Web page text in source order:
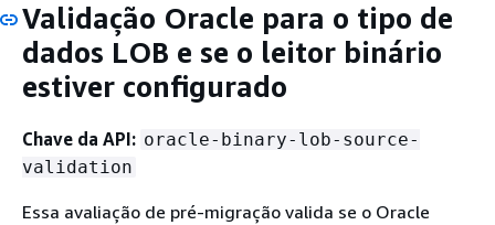
Validação Oracle para o tipo de
dados LOB e se o leitor binário
estiver configurado
Chave da API: oracle-binary-lob-source-
validation
Essa avaliação de pré-migração valida se o Oracle